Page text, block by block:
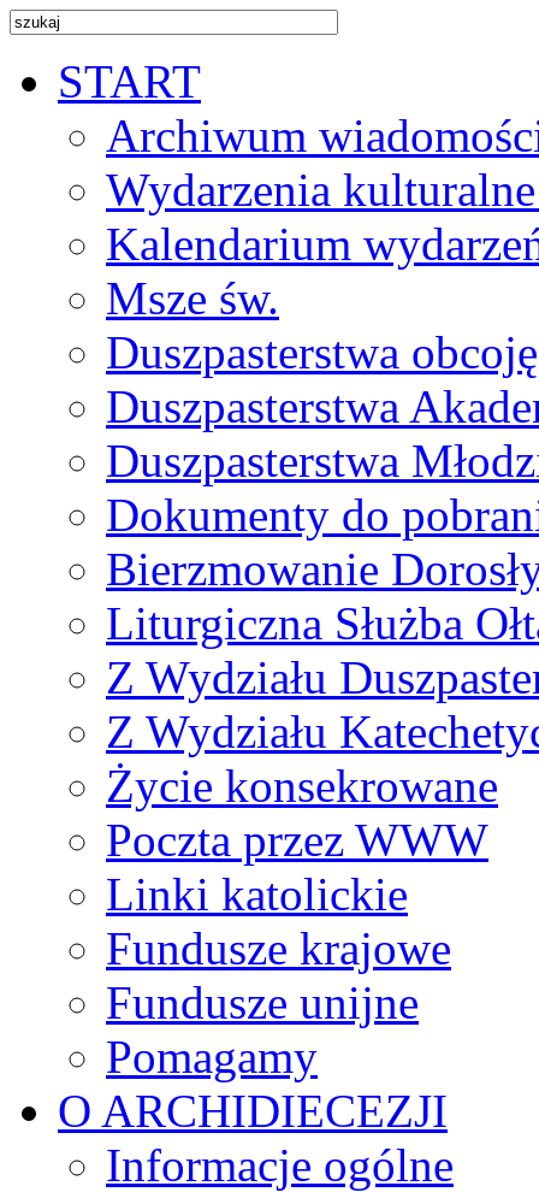
START
Archiwum
Wydarzenia
Kalendarium
Msze św.
Duszpasterstwa
Duszpasterstwa
Duszpasterstwa
Dokumenty do
Bierzmowanie
Liturgiczna Służba
Z Wydziału
Z Wydziału
Życie konsekrowane
Poczta przez WWW
Linki katolickie
Fundusze krajowe
Fundusze unijne
Pomagamy
O ARCHIDIECEZJI
Informacje ogólne